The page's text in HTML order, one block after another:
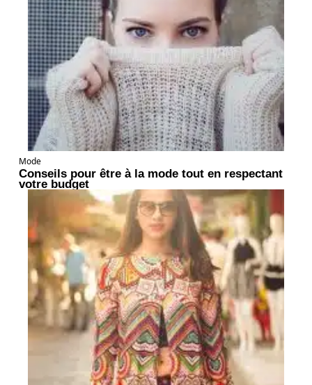
Mode
Conseils pour être à la mode tout en respectant
votre budget